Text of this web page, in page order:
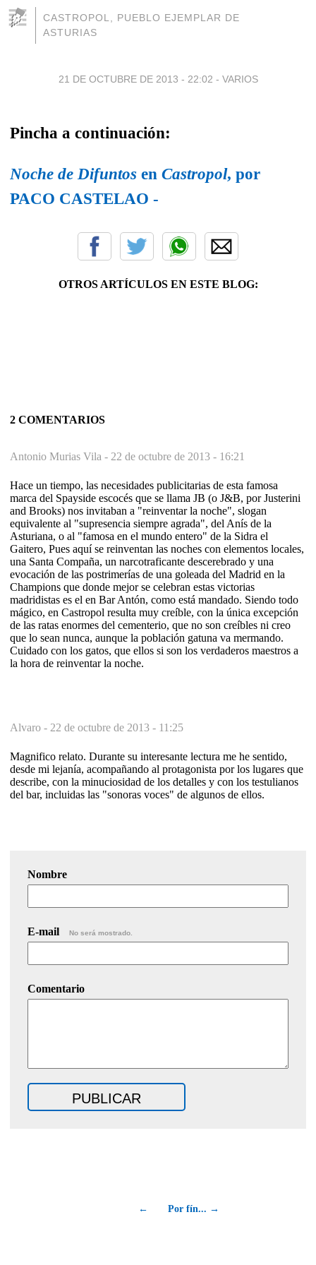
CASTROPOL, PUEBLO EJEMPLAR DE
ASTURIAS
21 DE OCTUBRE DE 2013 - 22:02 - VARIOS
Pincha a continuación:
Noche de Difuntos en Castropol, por
PACO CASTELAO -
OTROS ARTÍCULOS EN ESTE BLOG:
2 COMENTARIOS
Antonio Murias Vila - 22 de octubre de 2013 - 16:21
Hace un tiempo, las necesidades publicitarias de esta famosa
marca del Spayside escocés que se llama JB (o J&B, por Justerini
and Brooks) nos invitaban a "reinventar la noche", slogan
equivalente al "supresencia siempre agrada", del Anís de la
Asturiana, o al "famosa en el mundo entero" de la Sidra el
Gaitero, Pues aquí se reinventan las noches con elementos locales,
una Santa Compaña, un narcotraficante descerebrado y una
evocación de las postrimerías de una goleada del Madrid en la
Champions que donde mejor se celebran estas victorias
madridistas es el en Bar Antón, como está mandado. Siendo todo
mágico, en Castropol resulta muy creíble, con la única excepción
de las ratas enormes del cementerio, que no son creíbles ni creo
que lo sean nunca, aunque la población gatuna va mermando.
Cuidado con los gatos, que ellos si son los verdaderos maestros a
la hora de reinventar la noche.
Alvaro - 22 de octubre de 2013 - 11:25
Magnifico relato. Durante su interesante lectura me he sentido,
desde mi lejanía, acompañando al protagonista por los lugares que
describe, con la minuciosidad de los detalles y con los testulianos
del bar, incluidas las "sonoras voces" de algunos de ellos.
Nombre
E-mail No será mostrado.
Comentario
← Por fín... →